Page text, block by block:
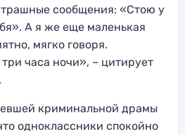
сообщения: «Стою у
А я же еще маленькая
мягко говоря.
часа ночи», – цитирует
криминальной драмы
одноклассники спокойно